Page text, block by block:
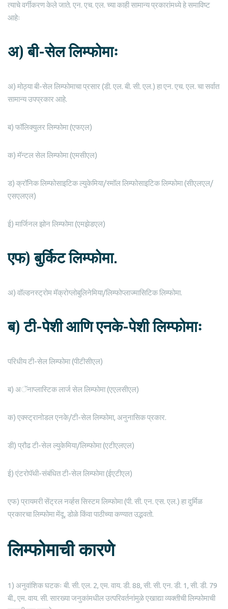
त्याचे वर्गीकरण केले जाते. एन. एच. एल. च्या काही सामान्य प्रकारांमध्ये हे समाविष्ट
आहेः
अ) बी-सेल लिम्फोमाः
अ) मोठ्या बी-सेल लिम्फोमाचा प्रसार (डी. एल. बी. सी. एल.) हा एन. एच. एल. चा सर्वात
सामान्य उपप्रकार आहे.
ब) फॉलिक्युलर लिम्फोमा (एफएल)
क) मॅन्टल सेल लिम्फोमा (एमसीएल)
ड) क्रॉनिक लिम्फोसाइटिक ल्युकेमिया/स्मॉल लिम्फोसाइटिक लिम्फोमा (सीएलएल/
एसएलएल)
ई) मार्जिनल झोन लिम्फोमा (एमझेडएल)
एफ) बुर्किट लिम्फोमा.
अ) वॉल्डनस्ट्रोम मॅक्रोग्लोबुलिनेमिया/लिम्फोप्लाज्मासिटिक लिम्फोमा.
ब) टी-पेशी आणि एनके-पेशी लिम्फोमाः
परिधीय टी-सेल लिम्फोमा (पीटीसीएल)
ब) अॅनाप्लास्टिक लार्ज सेल लिम्फोमा (एएलसीएल)
क) एक्स्ट्रानोडल एनके/टी-सेल लिम्फोमा, अनुनासिक प्रकार.
डी) प्रौढ टी-सेल ल्युकेमिया/लिम्फोमा (एटीएलएल)
ई) एंटरोपॅथी-संबंधित टी-सेल लिम्फोमा (ईएटीएल)
एफ) प्रायमरी सेंट्रल नर्व्हस सिस्टम लिम्फोमा (पी. सी. एन. एस. एल.) हा दुर्मिळ
प्रकारचा लिम्फोमा मेंदू, डोळे किंवा पाठीच्या कण्यात उद्भवतो.
लिम्फोमाची कारणे
1) अनुवांशिक घटकः बी. सी. एल. 2, एम. वाय. डी. 88, सी. सी. एन. डी. 1, सी. डी. 79
बी., एम. वाय. सी. सारख्या जनुकांमधील उत्परिवर्तनांमुळे एखाद्या व्यक्तीची लिम्फोमाची